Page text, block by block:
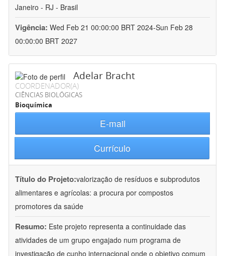
Janeiro - RJ - Brasil
Vigência: Wed Feb 21 00:00:00 BRT 2024-Sun Feb 28
00:00:00 BRT 2027
Adelar Bracht
COORDENADOR(A)
CIÊNCIAS BIOLÓGICAS
Bioquímica
E-mail
Currículo
Título do Projeto:valorização de resíduos e subprodutos
alimentares e agrícolas: a procura por compostos
promotores da saúde
Resumo: Este projeto representa a continuidade das
atividades de um grupo engajado num programa de
investigação de cunho internacional onde o objetivo comum